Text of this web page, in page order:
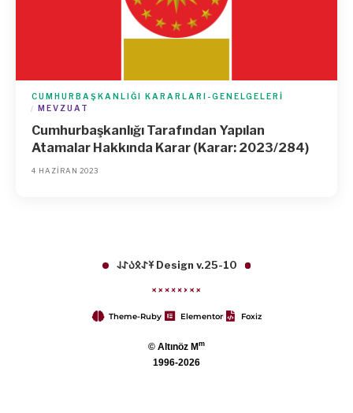
CUMHURBAŞKANLIĞI KARARLARI-GENELGELERI
MEVZUAT
Cumhurbaşkanlığı Tarafından Yapılan
Atamalar Hakkında Karar (Karar: 2023/284)
4 HAZIRAN 2023
𐱁𐰀𐰋𐰉𐰀𐰞 Design v.25-10
Theme-Ruby Elementor Foxiz
© Altınöz Mm
1996-2026